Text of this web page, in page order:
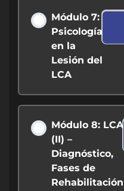
Módulo 7:
Psicología
en la
Lesión del
LCA
Módulo 8: LCA
(II) –
Diagnóstico,
Fases de
Rehabilitación